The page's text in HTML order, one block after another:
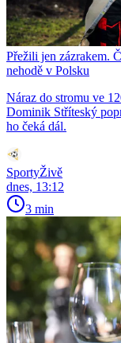
Přežili jen zázrakem.
nehodě v Polsku
Náraz do stromu ve
Dominik Stříteský
ho čeká dál.
SportyŽivě
dnes, 13:12
3 min